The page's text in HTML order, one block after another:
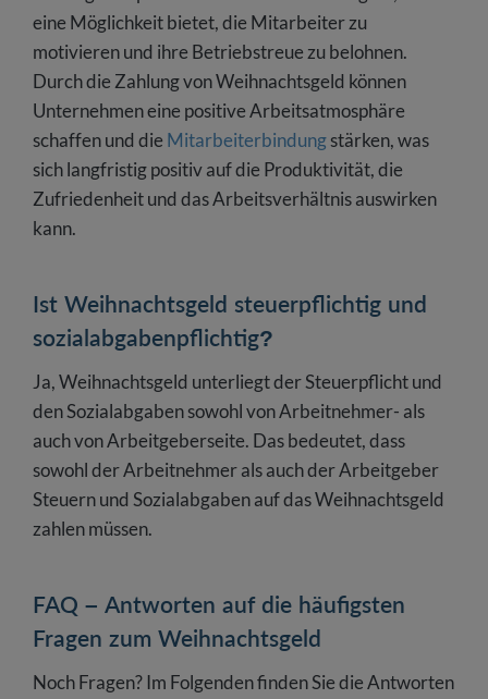
eine Möglichkeit bietet, die Mitarbeiter zu
motivieren und ihre Betriebstreue zu belohnen.
Durch die Zahlung von Weihnachtsgeld können
Unternehmen eine positive Arbeitsatmosphäre
schaffen und die Mitarbeiterbindungstärken, was
sich langfristig positiv auf die Produktivität, die
Zufriedenheit und das Arbeitsverhältnis auswirken
kann.
Ist Weihnachtsgeld steuerpflichtig und
sozialabgabenpflichtig?
Ja, Weihnachtsgeld unterliegt der Steuerpflicht und
den Sozialabgaben sowohl von Arbeitnehmer- als
auch von Arbeitgeberseite. Das bedeutet, dass
sowohl der Arbeitnehmer als auch der Arbeitgeber
Steuern und Sozialabgaben auf das Weihnachtsgeld
zahlen müssen.
FAQ – Antworten auf die häufigsten
Fragen zum Weihnachtsgeld
Noch Fragen? Im Folgenden finden Sie die Antworten